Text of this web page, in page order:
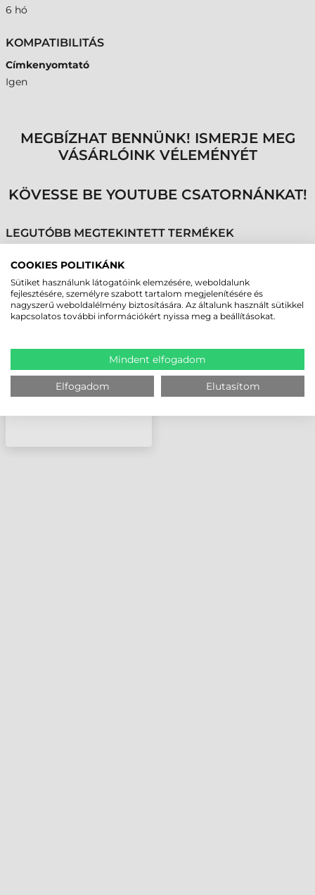
6 hó
KOMPATIBILITÁS
Címkenyomtató
Igen
MEGBÍZHAT BENNÜNK! ISMERJE MEG
VÁSÁRLÓINK VÉLEMÉNYÉT
KÖVESSE BE YOUTUBE CSATORNÁNKAT!
LEGUTÓBB MEGTEKINTETT TERMÉKEK
ZEBRA NYOMTATÓFEJ,
110XI4, 24 DOTS/MM
(600 DPI)
COOKIES POLITIKÁNK
Sütiket használunk látogatóink elemzésére, weboldalunk
fejlesztésére, személyre szabott tartalom megjelenítésére és
nagyszerű weboldalélmény biztosítására. Az általunk használt sütikkel
kapcsolatos további információkért nyissa meg a beállításokat.
Mindent elfogadom
Elfogadom Elutasítom